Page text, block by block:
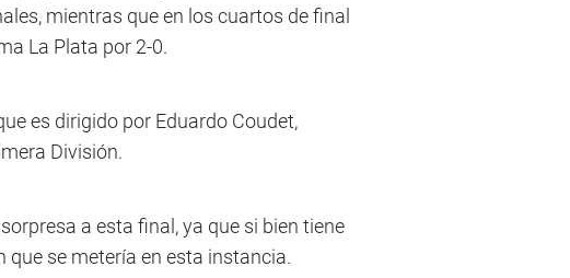
mientras que en los cuartos de final
La Plata por 2-0.
es dirigido por Eduardo Coudet,
División.
a esta final, ya que si bien tiene
se metería en esta instancia.